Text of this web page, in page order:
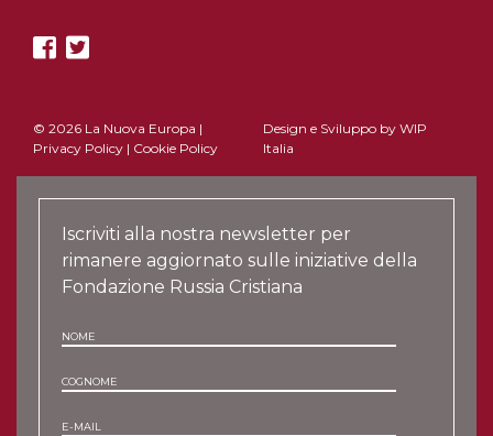
© 2026 La Nuova Europa |
Privacy Policy | Cookie Policy
Design e Sviluppo by WIP
Italia
Iscriviti alla nostra newsletter per
rimanere aggiornato sulle iniziative della
Fondazione Russia Cristiana
NOME
COGNOME
E-MAIL